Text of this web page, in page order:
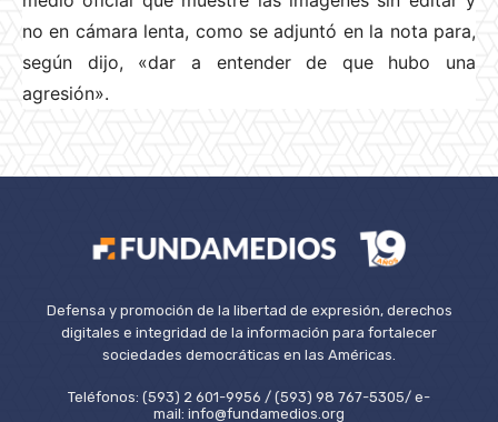
no en cámara lenta, como se adjuntó en la nota para,
según dijo, «dar a entender de que hubo una
agresión».
Defensa y promoción de la libertad de expresión, derechos
digitales e integridad de la información para fortalecer
sociedades democráticas en las Américas.
Teléfonos: (593) 2 601-9956 / (593) 98 767-5305/ e-
mail: info@fundamedios.org